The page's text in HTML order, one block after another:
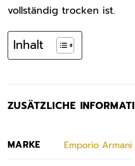
vollständig trocken ist.
Inhalt
ZUSÄTZLICHE
MARKE Emporio Armani